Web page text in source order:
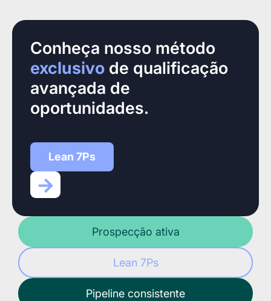
Conheça nosso método
exclusivo de qualificação
avançada de
oportunidades.
Lean 7Ps
Prospecção ativa
Lean 7Ps
Pipeline consistente